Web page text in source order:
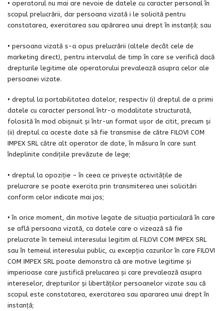
• operatorul nu mai are nevoie de datele cu caracter personal în
scopul prelucrării, dar persoana vizată i le solicită pentru
constatarea, exercitarea sau apărarea unui drept în instanță; sau
• persoana vizată s-a opus prelucrării (altele decât cele de
marketing direct), pentru intervalul de timp în care se verifică dacă
drepturile legitime ale operatorului prevalează asupra celor ale
persoanei vizate.
• dreptul la portabilitatea datelor, respectiv (i) dreptul de a primi
datele cu caracter personal într-o modalitate structurată,
folosită în mod obișnuit și într-un format ușor de citit, precum și
(ii) dreptul ca aceste date să fie transmise de către FILOVI COM
IMPEX SRL către alt operator de date, în măsura în care sunt
îndeplinite condițiile prevăzute de lege;
• dreptul la opoziție – în ceea ce privește activitățile de
prelucrare se poate exercita prin transmiterea unei solicitări
conform celor indicate mai jos;
• în orice moment, din motive legate de situația particulară în care
se află persoana vizată, ca datele care o vizează să fie
prelucrate în temeiul interesului legitim al FILOVI COM IMPEX SRL
sau în temeiul interesului public, cu excepția cazurilor în care FILOVI
COM IMPEX SRL poate demonstra că are motive legitime și
imperioase care justifică prelucarea și care prevalează asupra
intereselor, drepturilor și libertăților persoanelor vizate sau că
scopul este constatarea, exercitarea sau apararea unui drept în
instanță;